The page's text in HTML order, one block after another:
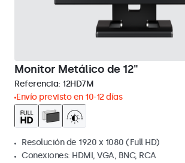
Monitor Metálico de 12"
Referencia: 12HD7M
Envío previsto en 10-12 días
Resolución de 1920 x 1080 (Full HD)
Conexiones: HDMI, VGA, BNC, RCA